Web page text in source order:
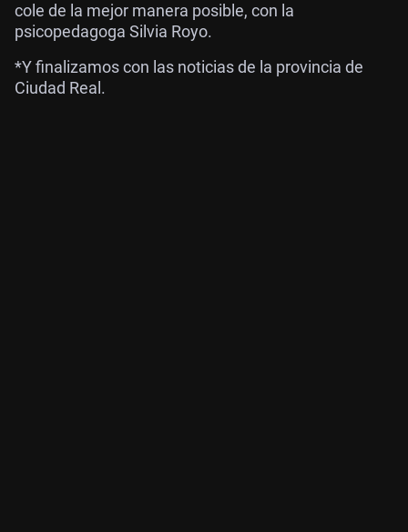
cole de la mejor manera posible, con la
psicopedagoga Silvia Royo.
*Y finalizamos con las noticias de la provincia de
Ciudad Real.